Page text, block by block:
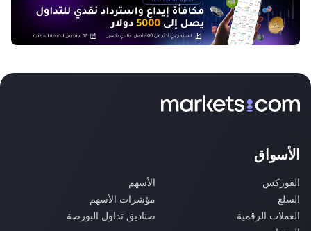
الأسواق
الفوركس
الأسهم
السلع
مؤشرات الأسهم
العملات الرقمية
صناديق تداول البورصة